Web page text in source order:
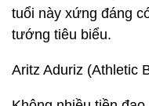
tuổi này xứng đáng
tướng tiêu biểu.
Aritz Aduriz (Athletic